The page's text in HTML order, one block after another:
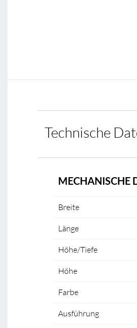
Technische
MECHANISCHE
Breite
Länge
Höhe/Tiefe
Höhe
Farbe
Ausführung